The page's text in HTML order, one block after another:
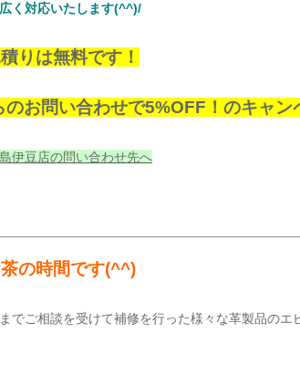
く対応いたします(^^)/
りは無料です！
のお問い合わせで5%OFF！のキャン
伊豆店の問い合わせ先へ
の時間です(^^)
でご相談を受けて補修を行った様々な革製品のエ